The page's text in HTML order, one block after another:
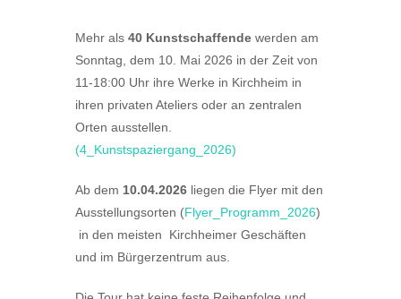
Mehr als 40 Kunstschaffende werden am
Sonntag, dem 10. Mai 2026 in der Zeit von
11-18:00 Uhr ihre Werke in Kirchheim in
ihren privaten Ateliers oder an zentralen
Orten ausstellen.
(4_Kunstspaziergang_2026)
Ab dem 10.04.2026 liegen die Flyer mit den
Ausstellungsorten (Flyer_Programm_2026)
in den meisten Kirchheimer Geschäften
und im Bürgerzentrum aus.